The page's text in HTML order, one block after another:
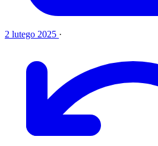
2 lutego 2025 ·